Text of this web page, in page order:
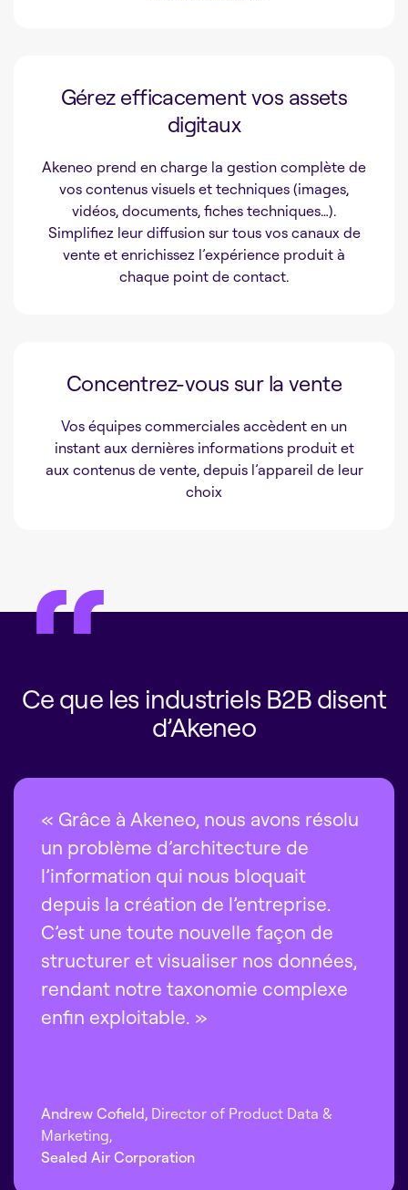
Gérez efficacement vos assets
digitaux
Akeneo prend en charge la gestion complète de
vos contenus visuels et techniques (images,
vidéos, documents, fiches techniques…).
Simplifiez leur diffusion sur tous vos canaux de
vente et enrichissez l’expérience produit à
chaque point de contact.
Concentrez-vous sur la vente
Vos équipes commerciales accèdent en un
instant aux dernières informations produit et
aux contenus de vente, depuis l’appareil de leur
choix
Ce que les industriels B2B disent
d’Akeneo
« Grâce à Akeneo, nous avons résolu
un problème d’architecture de
l’information qui nous bloquait
depuis la création de l’entreprise.
C’est une toute nouvelle façon de
structurer et visualiser nos données,
rendant notre taxonomie complexe
enfin exploitable. »
Andrew Cofield, Director of Product Data &
Marketing,
Sealed Air Corporation